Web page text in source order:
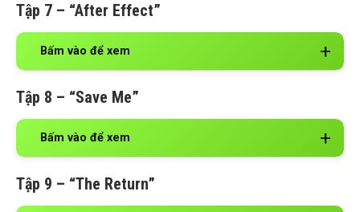
Tập 7 – “After Effect”
Bấm vào để xem
Tập 8 – “Save Me”
Bấm vào để xem
Tập 9 – “The Return”